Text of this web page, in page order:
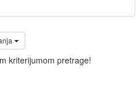
kriterijumom pretrage!